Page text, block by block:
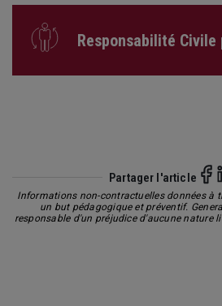
Responsabilité
Partager l'article
Informations non-contractuelles données à
un but pédagogique et préventif.
responsable d'un préjudice d'aucune nature